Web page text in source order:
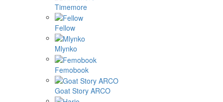
Timemore
Fellow
Mlynko
Femobook
Goat Story ARCO